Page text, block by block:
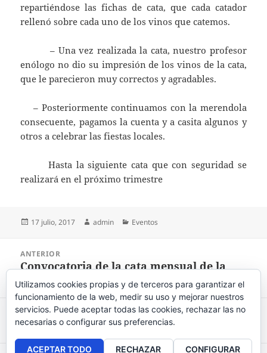
repartiéndose las fichas de cata, que cada catador
rellenó sobre cada uno de los vinos que catemos.
– Una vez realizada la cata, nuestro profesor
enólogo no dio su impresión de los vinos de la cata,
que le parecieron muy correctos y agradables.
– Posteriormente continuamos con la merendola
consecuente, pagamos la cuenta y a casita algunos y
otros a celebrar las fiestas locales.
Hasta la siguiente cata que con seguridad se
realizará en el próximo trimestre
Publicado
17 julio, 2017 Autor
admin Categorías
Eventos
entradas
ANTERIOR
Entrada
anterior:
Convocatoria de la cata mensual de la
Asociación de Junio de 2.017
SIGUIENTE
Entrada
siguiente:
Cata mensual septiembre 2017
Utilizamos cookies propias y de terceros para garantizar el
funcionamiento de la web, medir su uso y mejorar nuestros
servicios. Puede aceptar todas las cookies, rechazar las no
necesarias o configurar sus preferencias.
ACEPTAR TODO RECHAZAR CONFIGURAR